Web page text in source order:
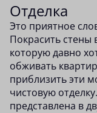
Отделка
Это приятное
Покрасить стены
которую давно
обживать
приблизить эти
чистовую
представлена в